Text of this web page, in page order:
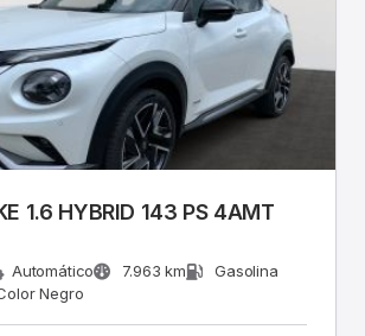
1.6 HYBRID 143 PS 4AMT
Automático 7.963 km
Gasolina
Negro